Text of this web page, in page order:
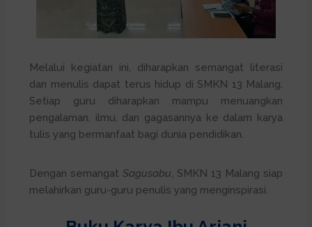
Melalui kegiatan ini, diharapkan semangat literasi
dan menulis dapat terus hidup di SMKN 13 Malang.
Setiap guru diharapkan mampu menuangkan
pengalaman, ilmu, dan gagasannya ke dalam karya
tulis yang bermanfaat bagi dunia pendidikan.
Dengan semangat Sagusabu, SMKN 13 Malang siap
melahirkan guru-guru penulis yang menginspirasi.